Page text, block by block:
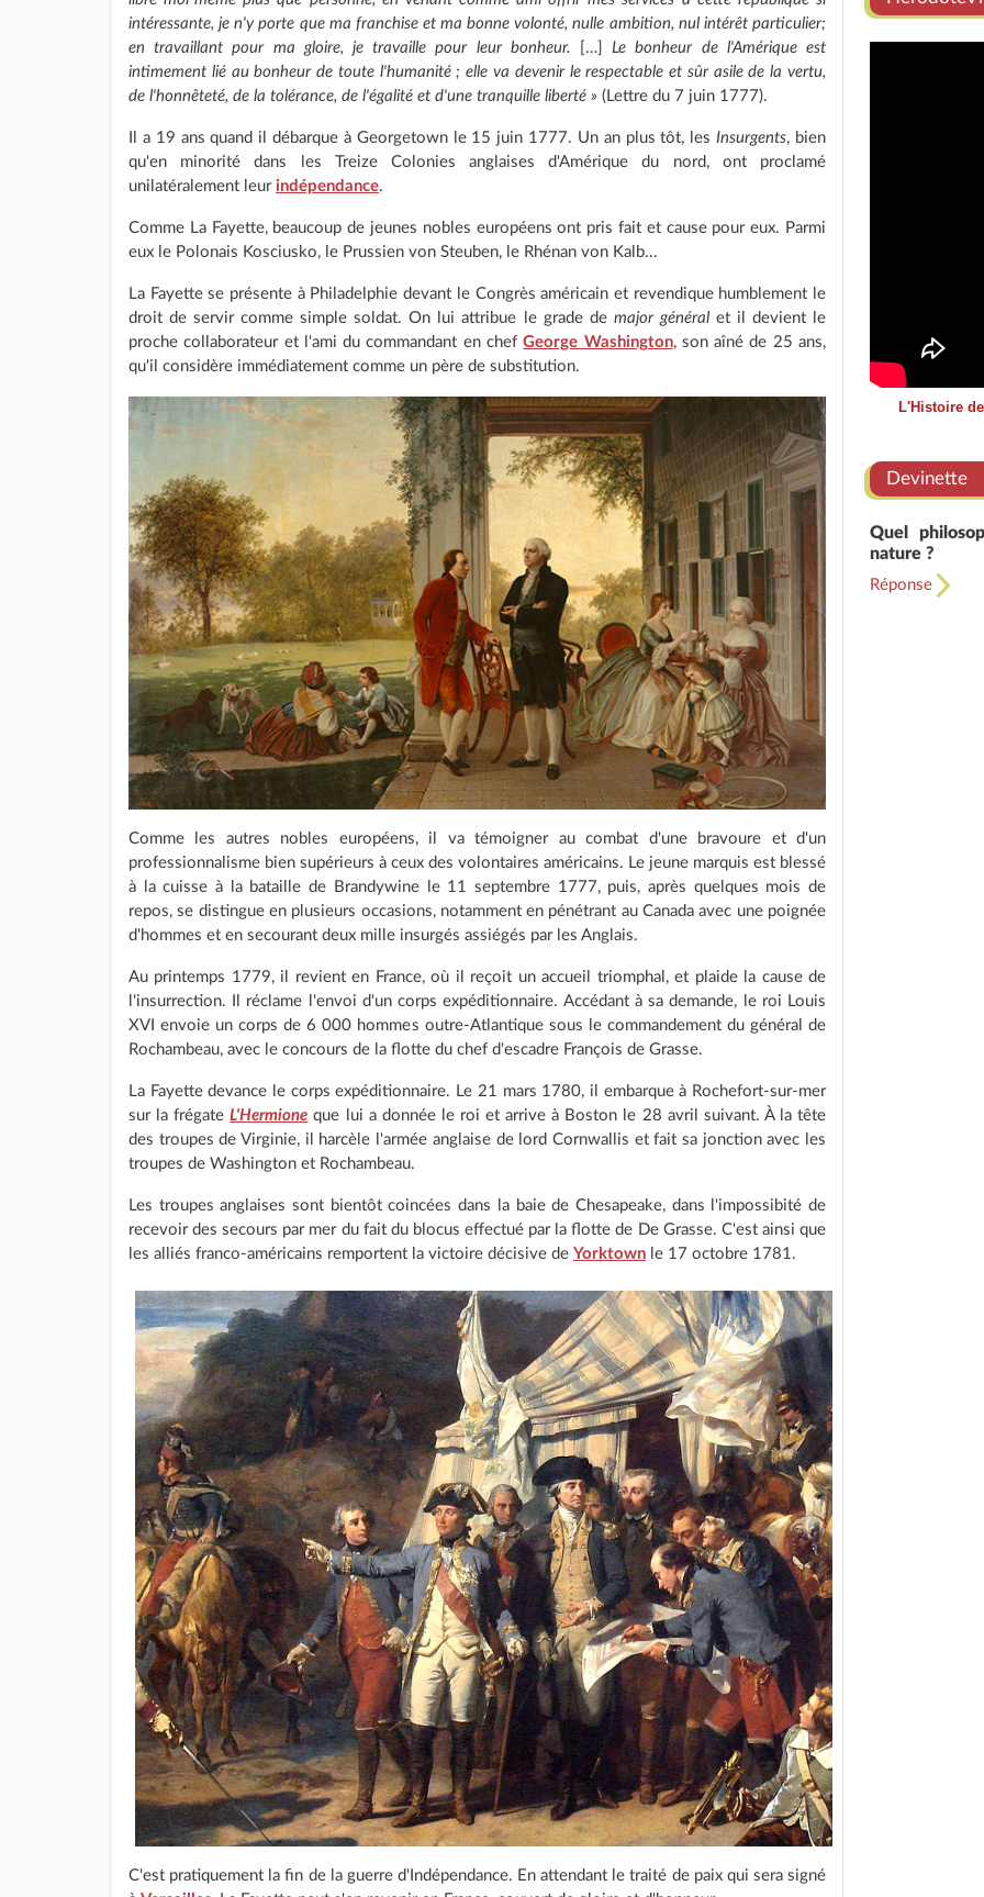
intéressante, je n'y porte que ma franchise et ma bonne volonté, nulle ambition, nul intérêt particulier;
en travaillant pour ma gloire, je travaille pour leur bonheur. […]Le bonheur de l'Amérique est
intimement lié au bonheur de toute l'humanité ; elle va devenir le respectable et sûr asile de la vertu,
de l'honnêteté, de la tolérance, de l'égalité et d'une tranquille liberté » (Lettre du 7 juin 1777).
Il a 19 ans quand il débarque à Georgetown le 15 juin 1777. Un an plus tôt, lesInsurgents, bien
qu'en minorité dans les Treize Colonies anglaises d'Amérique du nord, ont proclamé
unilatéralement leur indépendance.
Comme La Fayette, beaucoup de jeunes nobles européens ont pris fait et cause pour eux. Parmi
eux le Polonais Kosciusko, le Prussien von Steuben, le Rhénan von Kalb...
La Fayette se présente à Philadelphie devant le Congrès américain et revendique humblement le
droit de servir comme simple soldat. On lui attribue le grade de major généralet il devient le
proche collaborateur et l'ami du commandant en chefGeorge Washington, son aîné de 25 ans,
qu'il considère immédiatement comme un père de substitution.
Comme les autres nobles européens, il va témoigner au combat d'une bravoure et d'un
professionnalisme bien supérieurs à ceux des volontaires américains. Le jeune marquis est blessé
à la cuisse à la bataille de Brandywine le 11 septembre 1777, puis, après quelques mois de
repos, se distingue en plusieurs occasions, notamment en pénétrant au Canada avec une poignée
d'hommes et en secourant deux mille insurgés assiégés par les Anglais.
Au printemps 1779, il revient en France, où il reçoit un accueil triomphal, et plaide la cause de
l'insurrection. Il réclame l'envoi d'un corps expéditionnaire. Accédant à sa demande, le roi Louis
XVI envoie un corps de 6 000 hommes outre-Atlantique sous le commandement du général de
Rochambeau, avec le concours de la flotte du chef d'escadre François de Grasse.
La Fayette devance le corps expéditionnaire. Le 21 mars 1780, il embarque à Rochefort-sur-mer
sur la frégateL'Hermione que lui a donnée le roi et arrive à Boston le 28 avril suivant. À la tête
des troupes de Virginie, il harcèle l'armée anglaise de lord Cornwallis et fait sa jonction avec les
troupes de Washington et Rochambeau.
Les troupes anglaises sont bientôt coincées dans la baie de Chesapeake, dans l'impossibité de
recevoir des secours par mer du fait du blocus effectué par la flotte de De Grasse. C'est ainsi que
les alliés franco-américains remportent la victoire décisive de Yorktown le 17 octobre 1781.
C'est pratiquement la fin de la guerre d'Indépendance. En attendant le traité de paix qui sera signé
L'Histoire
Devinette
Quel
nature ?
Réponse